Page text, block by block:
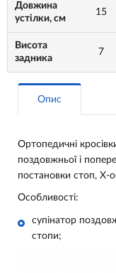
Довжина
устілки, см
15
Висота
задника
7
Опис
Ортопедичні
поздовжньої і
постановки стоп, Х-
Особливості:
супінатор
стопи;